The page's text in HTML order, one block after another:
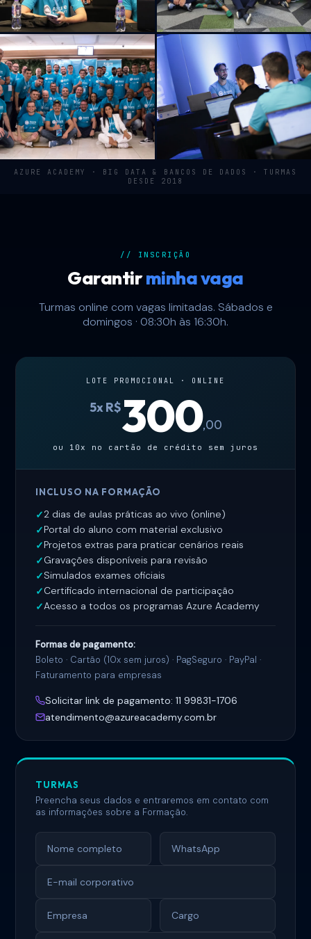
AZURE ACADEMY · BIG DATA & BANCOS DE DADOS · TURMAS
DESDE 2018
// INSCRIÇÃO
Garantirminha vaga
Turmas online com vagas limitadas. Sábados e
domingos · 08:30h às 16:30h.
LOTE PROMOCIONAL · ONLINE
5x R$300,00
ou 10x no cartão de crédito sem juros
INCLUSO NA FORMAÇÃO
2 dias de aulas práticas ao vivo (online)
Portal do aluno com material exclusivo
Projetos extras para praticar cenários reais
Gravações disponíveis para revisão
Simulados exames oficiais
Certificado internacional de participação
Acesso a todos os programas Azure Academy
Formas de pagamento:
Boleto · Cartão (10x sem juros) · PagSeguro · PayPal ·
Faturamento para empresas
Solicitar link de pagamento: 11 99831-1706
atendimento@azureacademy.com.br
TURMAS
Preencha seus dados e entraremos em contato com
as informações sobre a Formação.
Nome completo
WhatsApp
E-mail corporativo
Empresa
Cargo
Área de atuação